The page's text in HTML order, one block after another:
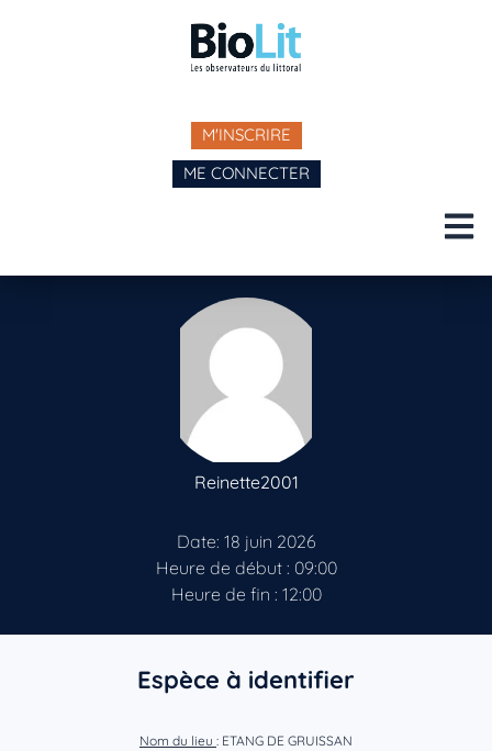
M'INSCRIRE
ME CONNECTER
Reinette2001
Date: 18 juin 2026
Heure de début : 09:00
Heure de fin : 12:00
Espèce à identifier
Nom du lieu : ETANG DE GRUISSAN